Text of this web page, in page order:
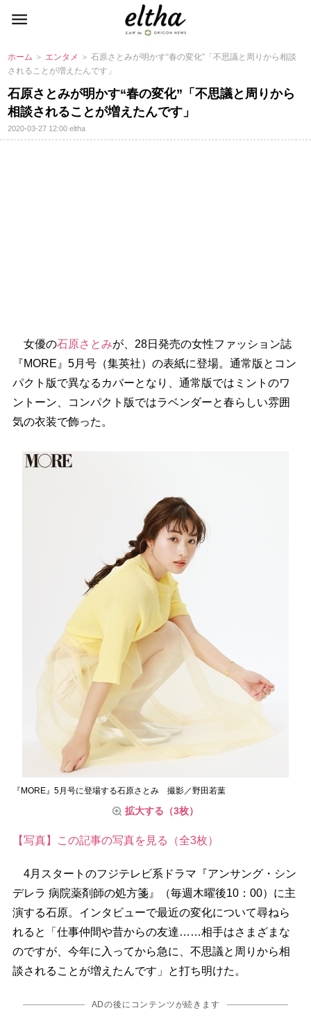
ホーム ＞ エンタメ ＞ 石原さとみが明かす“春の変化”「不思議と周りから相談
されることが増えたんです」
石原さとみが明かす“春の変化”「不思議と周りから
相談されることが増えたんです」
2020-03-27 12:00eltha
女優の石原さとみが、28日発売の女性ファッション誌
『MORE』5月号（集英社）の表紙に登場。通常版とコン
パクト版で異なるカバーとなり、通常版ではミントのワ
ントーン、コンパクト版ではラベンダーと春らしい雰囲
気の衣装で飾った。
『MORE』5月号に登場する石原さとみ 撮影／野田若葉
拡大する（3枚）
【写真】この記事の写真を見る（全3枚）
4月スタートのフジテレビ系ドラマ『アンサング・シン
デレラ 病院薬剤師の処方箋』（毎週木曜後10：00）に主
演する石原。インタビューで最近の変化について尋ねら
れると「仕事仲間や昔からの友達……相手はさまざまな
のですが、今年に入ってから急に、不思議と周りから相
談されることが増えたんです」と打ち明けた。
ADの後にコンテンツが続きます